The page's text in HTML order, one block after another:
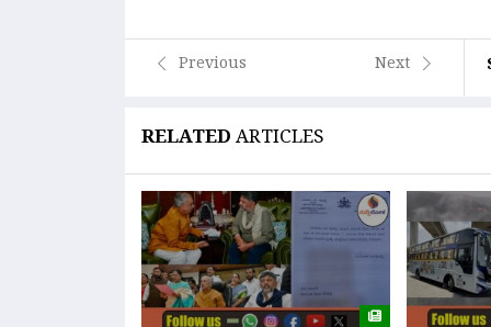
Previous Next
RELATEDARTICLES